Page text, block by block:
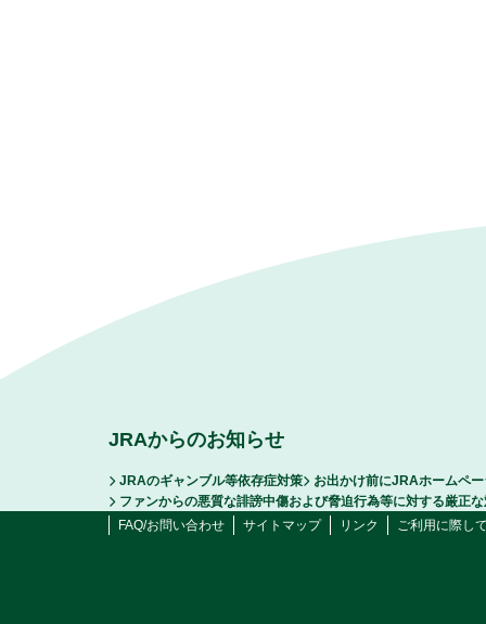
JRAからのお知らせ
JRAのギャンブル等依存症対策
お出かけ前にJRAホームペ
ファンからの悪質な誹謗中傷および脅迫行為等に対する厳正
FAQ/お問い合わせ
サイトマップ リンク ご利用に際し